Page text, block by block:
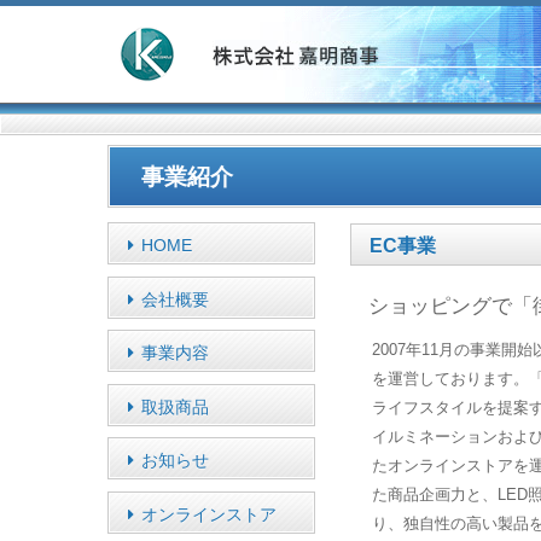
事業紹介
EC事業
ショッピングで
2007年11月の事業開始
を運営しております。
ライフスタイルを提案
イルミネーションおよ
たオンラインストアを
た商品企画力と、LED
り、独自性の高い製品
HOME
会社概要
事業内容
取扱商品
お知らせ
オンラインストア